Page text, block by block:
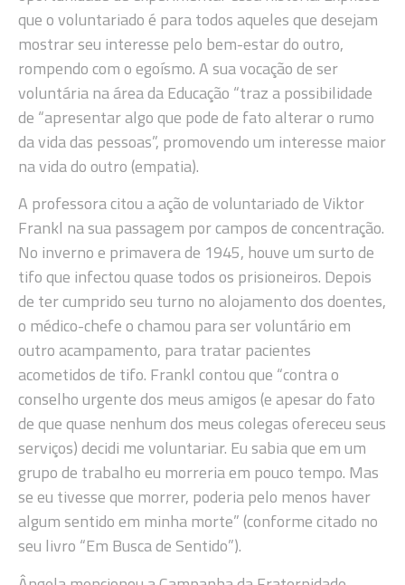
que o voluntariado é para todos aqueles que desejam
mostrar seu interesse pelo bem-estar do outro,
rompendo com o egoísmo. A sua vocação de ser
voluntária na área da Educação “traz a possibilidade
de “apresentar algo que pode de fato alterar o rumo
da vida das pessoas”, promovendo um interesse maior
na vida do outro (empatia).
A professora citou a ação de voluntariado de Viktor
Frankl na sua passagem por campos de concentração.
No inverno e primavera de 1945, houve um surto de
tifo que infectou quase todos os prisioneiros. Depois
de ter cumprido seu turno no alojamento dos doentes,
o médico-chefe o chamou para ser voluntário em
outro acampamento, para tratar pacientes
acometidos de tifo. Frankl contou que “contra o
conselho urgente dos meus amigos (e apesar do fato
de que quase nenhum dos meus colegas ofereceu seus
serviços) decidi me voluntariar. Eu sabia que em um
grupo de trabalho eu morreria em pouco tempo. Mas
se eu tivesse que morrer, poderia pelo menos haver
algum sentido em minha morte” (conforme citado no
seu livro “Em Busca de Sentido”).